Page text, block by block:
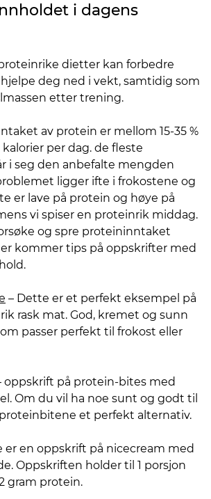
i dagens
dietter kan forbedre
deg ned i vekt, samtidig som
etter trening.
av protein er mellom 15-35 %
per dag. de fleste
i seg den anbefalte mengden
ligger ifte i frokostene og
er lave på protein og høye på
vi spiser en proteinrik middag.
og spre proteininntaket
kommer tips på oppskrifter med
– Dette er et perfekt eksempel på
rask mat. God, kremet og sunn
passer perfekt til frokost eller
oppskrift på protein-bites med
Om du vil ha noe sunt og godt til
et perfekt alternativ.
er en oppskrift på nicecream med
Oppskriften holder til 1 porsjon
gram protein.